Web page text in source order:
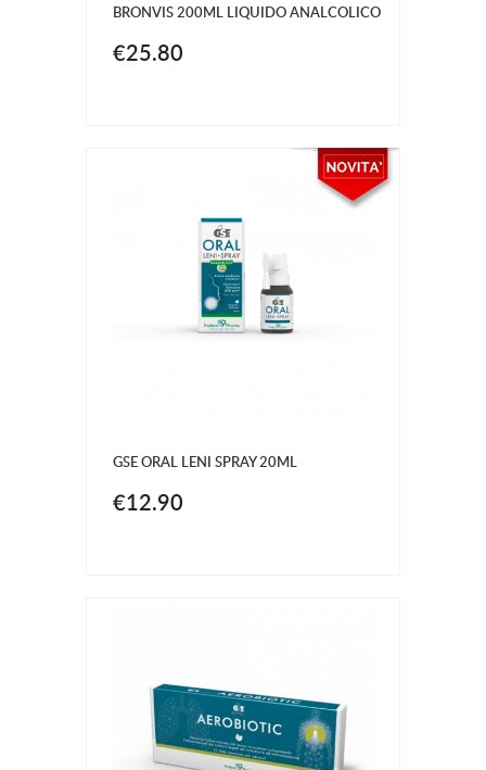
BRONVIS 200ML LIQUIDO ANALCOLICO
€25.80
GSE ORAL LENI SPRAY 20ML
€12.90